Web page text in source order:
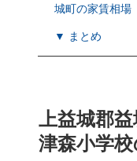
城町の家賃相場
▼ まとめ
上益城郡
津森小学